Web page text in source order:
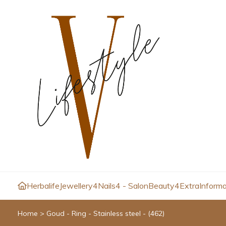
HerbalifeJewellery4Nails4 - SalonBeauty4Extra
Home > Goud - Ring - Stainless steel - (462)